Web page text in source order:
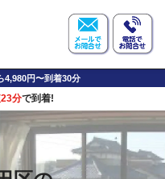
4,980円〜到着30分
分で到着!